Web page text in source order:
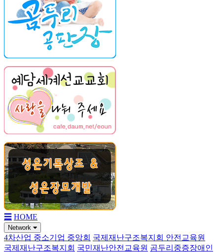
☰ HOME
Network
4차산업 중소기업 중앙회 국제재난구조복지회 안전교육원
국제재난구조복지회 국민재난안전교육원 곰두리중증장애인